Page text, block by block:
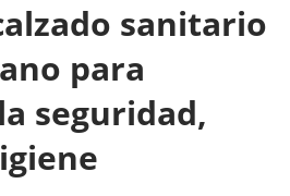
sanitario
para
seguridad,